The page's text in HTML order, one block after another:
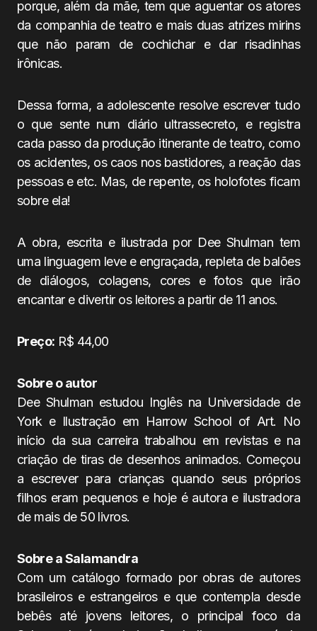
porque, além da mãe, tem que aguentar os atores
da companhia de teatro e mais duas atrizes mirins
que não param de cochichar e dar risadinhas
irônicas.
Dessa forma, a adolescente resolve escrever tudo
o que sente num diário ultrassecreto, e registra
cada passo da produção itinerante de teatro, como
os acidentes, os caos nos bastidores, a reação das
pessoas e etc. Mas, de repente, os holofotes ficam
sobre ela!
A obra, escrita e ilustrada por Dee Shulman tem
uma linguagem leve e engraçada, repleta de balões
de diálogos, colagens, cores e fotos que irão
encantar e divertir os leitores a partir de 11 anos.
Preço: R$ 44,00
Sobre o autor
Dee Shulman estudou Inglês na Universidade de
York e Ilustração em Harrow School of Art. No
início da sua carreira trabalhou em revistas e na
criação de tiras de desenhos animados. Começou
a escrever para crianças quando seus próprios
filhos eram pequenos e hoje é autora e ilustradora
de mais de 50 livros.
Sobre a Salamandra
Com um catálogo formado por obras de autores
brasileiros e estrangeiros e que contempla desde
bebês até jovens leitores, o principal foco da